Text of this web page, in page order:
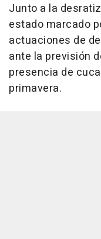
Junto a la
estado marcado
actuaciones de
ante la previsión
presencia de
primavera.